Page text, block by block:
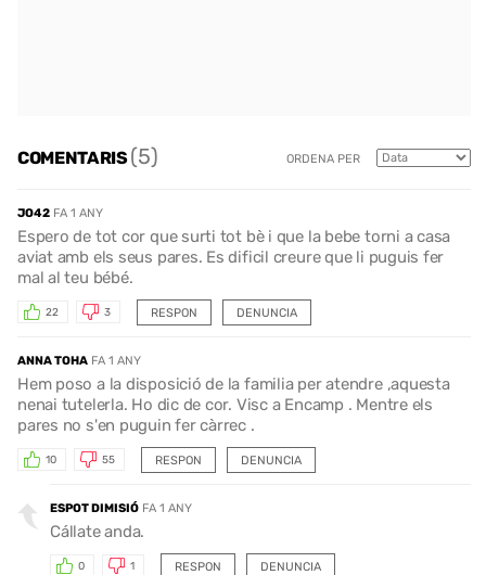
COMENTARIS(5) ORDENA PER
JO42 FA 1 ANY
Espero de tot cor que surti tot bè i que la bebe torni a casa
aviat amb els seus pares. Es dificil creure que li puguis fer
mal al teu bébé.
RESPON
22 3 DENUNCIA
ANNA TOHA FA 1 ANY
Hem poso a la disposició de la familia per atendre ,aquesta
nenai tutelerla. Ho dic de cor. Visc a Encamp . Mentre els
pares no s'en puguin fer càrrec .
RESPON
10 55 DENUNCIA
ESPOT DIMISIÓ FA 1 ANY
Cállate anda.
RESPON
0 1 DENUNCIA